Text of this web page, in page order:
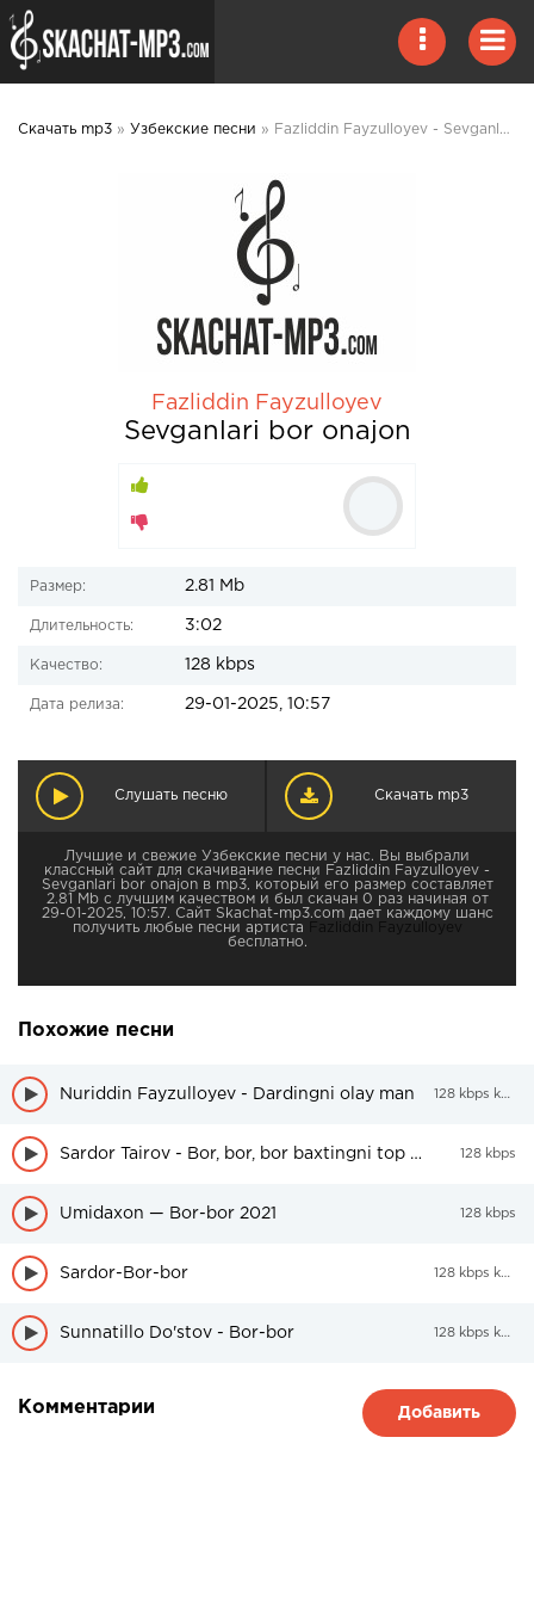
Скачать mp3 » Узбекские песни » Fazliddin Fayzulloyev - Sevganlari bor onajon mp3 скачать
Fazliddin Fayzulloyev
Sevganlari bor onajon
Размер: 2.81 Mb
Длительность: 3:02
Качество: 128 kbps
Дата релиза: 29-01-2025, 10:57
Слушать песню Скачать mp3
Лучшие и свежие Узбекские песни у нас. Вы выбрали
классный сайт для скачивание песни Fazliddin Fayzulloyev -
Sevganlari bor onajon в mp3, который его размер составляет
2.81 Mb с лучшим качеством и был скачан 0 раз начиная от
29-01-2025, 10:57. Сайт Skachat-mp3.com дает каждому шанс
получить любые песни артиста
Fazliddin Fayzulloyev
бесплатно.
Похожие песни
Nuriddin Fayzulloyev - Dardingni olay man 128 kbps kbps
Sardor Tairov - Bor, bor, bor baxtingni top quloq solma qalbingga! 128 kbps
Umidaxon — Bor-bor 2021 128 kbps
Sardor-Bor-bor 128 kbps kbps
Sunnatillo Do'stov - Bor-bor 128 kbps kbps
Комментарии Добавить